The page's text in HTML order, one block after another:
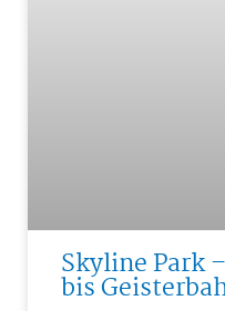
Skyline Park
bis